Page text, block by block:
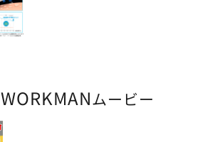
WORKMANムービー